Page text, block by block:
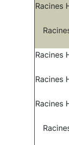
Racines
Racines
Racines
Racines